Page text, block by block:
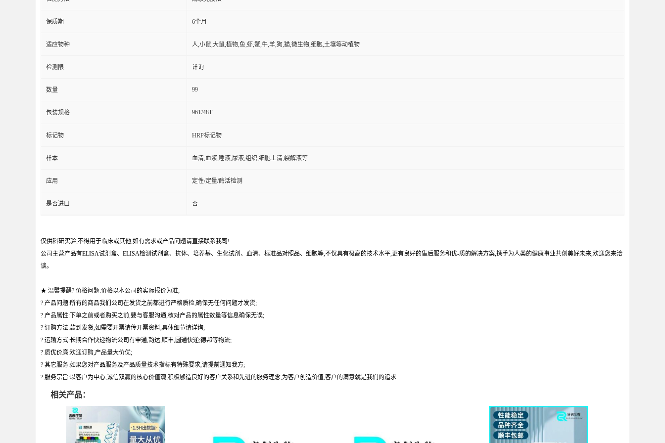
保质期 6个月
适应物种 人,小鼠,大鼠,植物,鱼,虾,蟹,牛,羊,狗,猫,微生物,细胞,土壤等动植物
检测限 详询
数量 99
包装规格 96T/48T
标记物 HRP标记物
样本 血清,血浆,唾液,尿液,组织,细胞上清,裂解液等
应用 定性/定量/酶活检测
是否进口 否
仅供科研实验,不得用于临床或其他,如有需求或产品问题请直接联系我司!
公司主营产品有ELISA试剂盒、ELISA检测试剂盒、抗体、培养基、生化试剂、血清、标准品对照品、细胞等,不仅具有极高的技术水平,更有良好的售后服务和优-质的解决方案,携手为人类的健康事业共创美好未来,欢迎您来洽
谈。
★ 温馨提醒? 价格问题:价格以本公司的实际报价为准;
? 产品问题:所有的商品我们公司在发货之前都进行严格质检,确保无任何问题才发货;
? 产品属性:下单之前或者购买之前,要与客服沟通,核对产品的属性数量等信息确保无误;
? 订购方法:款到发货,如需要开票请传开票资料,具体细节请详询;
? 运输方式:长期合作快递物流公司有申通,韵达,顺丰,圆通快递;德邦等物流;
? 质优价廉:欢迎订购,产品量大价优;
? 其它服务:如果您对产品服务及产品质量技术指标有特殊要求,请提前通知我方;
? 服务宗旨:以客户为中心,诚信双赢的核心价值观,积极够造良好的客户关系和先进的服务理念,为客户创造价值,客户的满意就是我们的追求
相关产品：